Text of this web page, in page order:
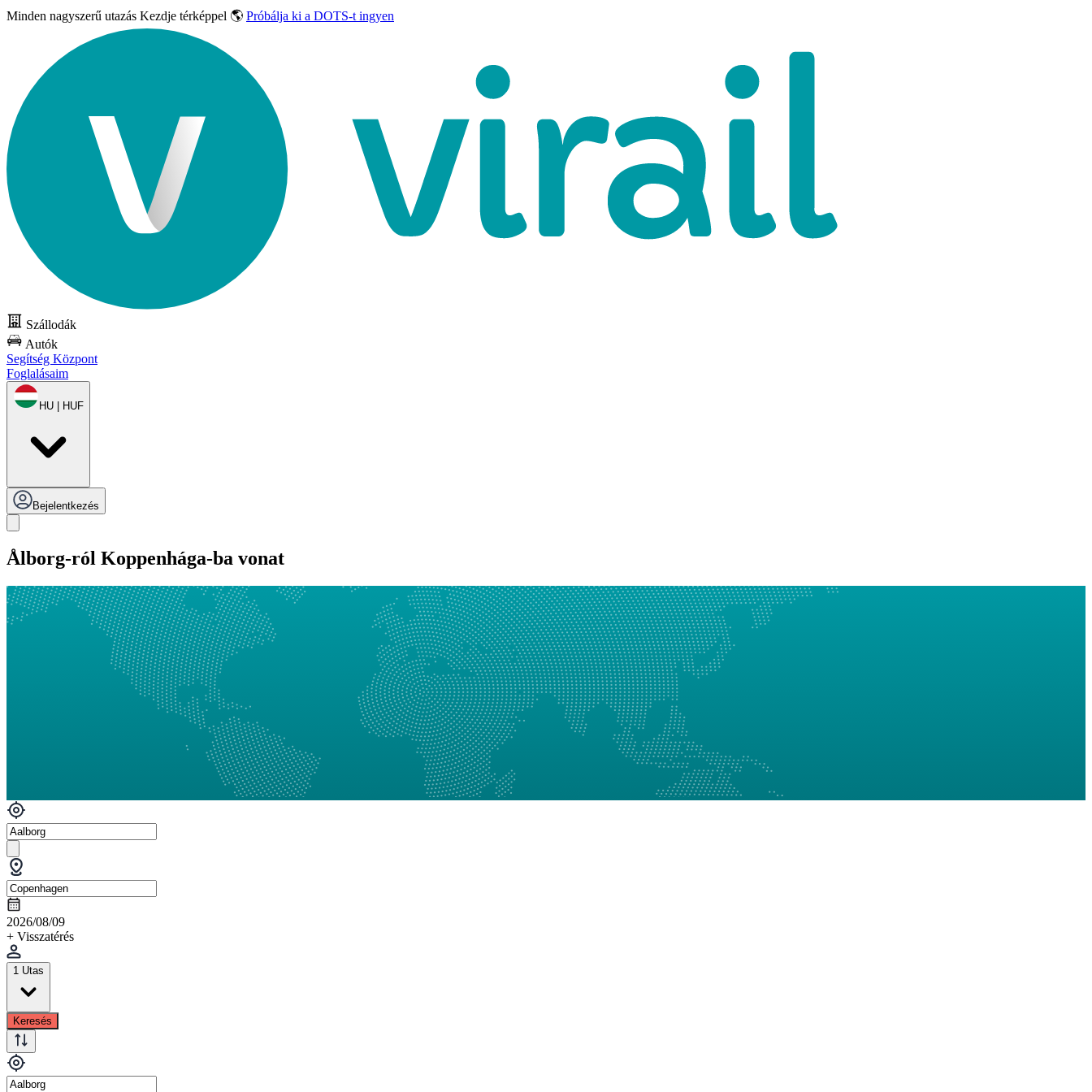
Minden nagyszerű utazás Kezdje térképpel 🌎 Próbálja ki a DOTS-t ingyen
Szállodák
Autók
Segítség Központ
Foglalásaim
HU | HUF
Bejelentkezés
Ålborg-ról Koppenhága-ba vonat
2026/08/09
+ Visszatérés
1 Utas
Keresés